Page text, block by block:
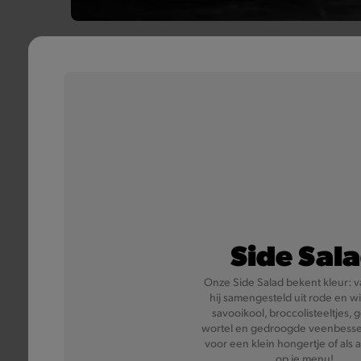
Maak een diepe
met zijn overbekende
Side
Onze Side Salad bekent kleur:
hij samengesteld uit rode en
savooikool, broccolisteeltjes,
wortel en gedroogde
voor een klein hongertje of als
op je menu!